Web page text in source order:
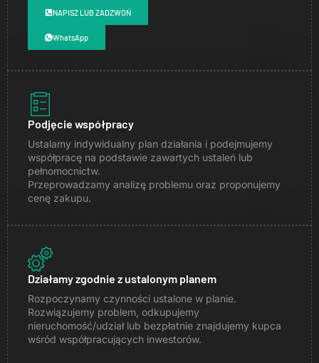
NAPISZ LUB ZADZWOŃ
WhatsApp
Podjęcie współpracy
Ustalamy indywidualny plan działania i podejmujemy
współpracę na podstawie zawartych ustaleń lub
pełnomocnictw.
Przeprowadzamy analizę problemu oraz proponujemy
cenę zakupu.
Działamy zgodnie z ustalonym planem
Rozpoczynamy czynności ustalone w planie.
Rozwiązujemy problem, odkupujemy
nieruchomość/udział lub bezpłatnie znajdujemy kupca
wśród współpracujących inwestorów.